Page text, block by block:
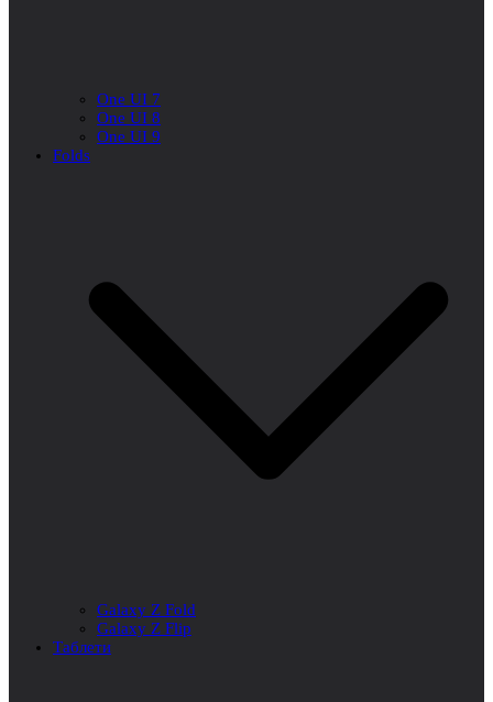
One UI 7
One UI 8
One UI 9
Folds
Galaxy Z Fold
Galaxy Z Flip
Таблети